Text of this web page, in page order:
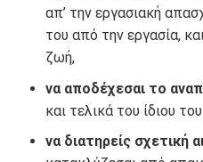
απ’ την εργασιακή
του από την εργασία,
ζωή,
να αποδέχεσαι το
και τελικά του ίδιου
να διατηρείς σχετική